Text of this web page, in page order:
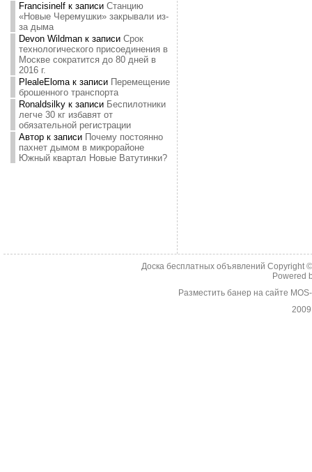
Francisinelfк записи Станцию
«Новые Черемушки» закрывали из-
за дыма
Devon Wildmanк записи Срок
технологического присоединения в
Москве сократится до 80 дней в
2016 г.
PlealeElomaк записи Перемещение
брошенного транспорта
Ronaldsilkyк записи Беспилотники
легче 30 кг избавят от
обязательной регистрации
Авторк записи Почему постоянно
пахнет дымом в микрорайоне
Южный квартал Новые Ватутинки?
Доска бесплатных объявлений Copyright
Powered
Разместить банер на сайте